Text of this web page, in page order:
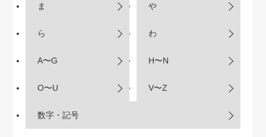
ま や
ら わ
A〜G H〜N
O〜U V〜Z
数字・記号